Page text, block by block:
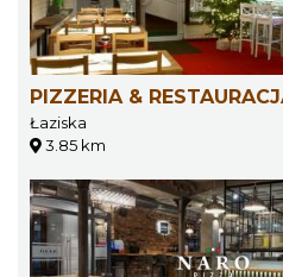
PIZZERIA &
Łaziska
3.85 km